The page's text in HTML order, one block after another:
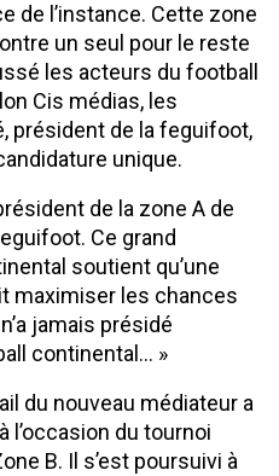
de l’instance. Cette zone
un seul pour le reste
les acteurs du football
Cis médias, les
président de la feguifoot,
unique.
de la zone A de
Ce grand
soutient qu’une
maximiser les chances
jamais présidé
continental… »
du nouveau médiateur a
l’occasion du tournoi
B. Il s’est poursuivi à